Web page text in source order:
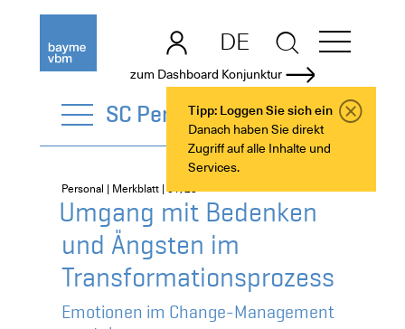
zum Dashboard Konjunktur
Tipp: Loggen Sie sich ein
Danach haben Sie direkt
Zugriff auf alle Inhalte und
Services.
DE
EN
SC Personal
Personal | Merkblatt | 01/25
Umgang mit Bedenken
und Ängsten im
Transformationsprozess
Emotionen im Change-Management